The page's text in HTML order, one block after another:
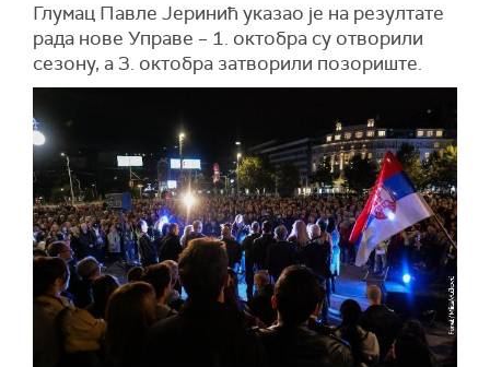
Глумац Павле Јеринић указао је на резултате
рада нове Управе – 1. октобра су отворили
сезону, а 3. октобра затворили позориште.